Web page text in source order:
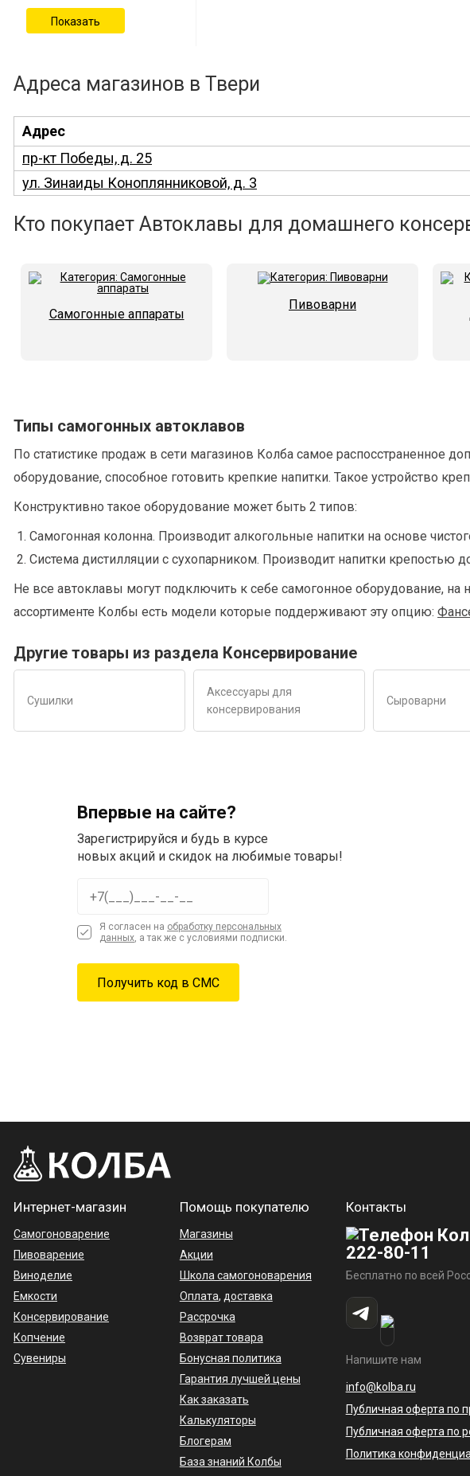
Адреса магазинов в Твери
Адрес
пр-кт Победы, д. 25
ул. Зинаиды Коноплянниковой, д. 3
Кто покупает Автоклавы для домашнего
Самогонные аппараты
Пивоварни
Типы самогонных автоклавов
По статистике продаж в сети магазинов Колба самое распосстраненное
оборудование, способное готовить крепкие напитки. Такое устройство
Конструктивно такое оборудование может быть 2 типов:
Самогонная колонна. Производит алкогольные напитки на основе
Система дистилляции с сухопарником. Производит напитки крепостью
Не все автоклавы могут подключить к себе самогонное оборудование,
ассортименте Колбы есть модели которые поддерживают эту опцию:
Другие товары из раздела Консервирование
Сушилки
Аксессуары для
консервирования
Сыроварни
Впервые на сайте?
Зарегистрируйся и будь в курсе
новых акций и скидок на любимые товары!
Я согласен на обработку персональных
данных, а так же с условиями подписки.
Интернет-магазин
Самогоноварение
Пивоварение
Виноделие
Емкости
Консервирование
Копчение
Сувениры
Помощь покупателю
Магазины
Акции
Школа самогоноварения
Оплата, доставка
Рассрочка
Возврат товара
Бонусная политика
Гарантия лучшей цены
Как заказать
Калькуляторы
Блогерам
База знаний Колбы
Контакты
222-80-11
Бесплатно по всей
Напишите нам
info@kolba.ru
Публичная оферта по
Публичная оферта по
Политика